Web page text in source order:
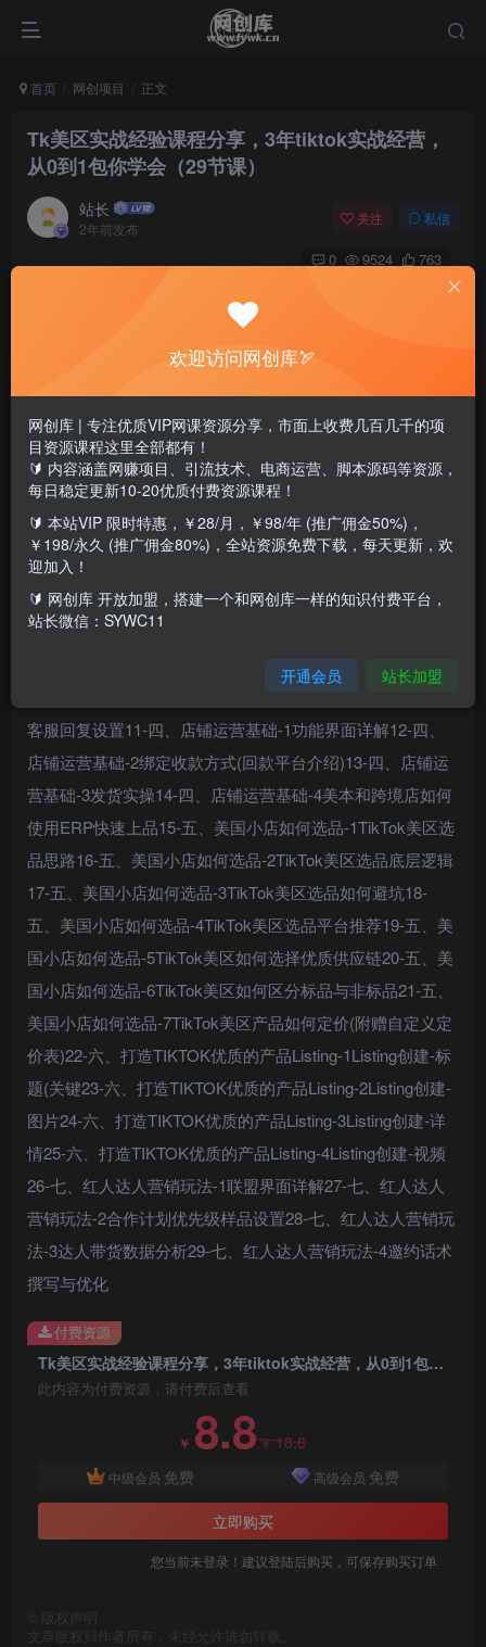
首页 网创项目 正文
Tk美区实战经验课程分享，3年tiktok实战经营，
从0到1包你学会（29节课）
站长
2年前发布
关注 私信
0 9524 763
课程内容：1-先导课2-一、店铺运营认知与思路3-二、店铺
风控注意事项4-三、美区Tiktok前期工作-1店铺入驻模式5-
三、美区Tiktok前期工作-2指纹浏览器介绍6-三、美区Tiktok
前期工作-4绑定电话号码7-三、美区Tiktok前期工作-5添加仓
库地址8-三、美区Tiktok前期工作-6运费模板设置9-三、美区
客服回复设置11-四、店铺运营基础-1功能界面详解12-四、
店铺运营基础-2绑定收款方式(回款平台介绍)13-四、店铺运
营基础-3发货实操14-四、店铺运营基础-4美本和跨境店如何
使用ERP快速上品15-五、美国小店如何选品-1TikTok美区选
品思路16-五、美国小店如何选品-2TikTok美区选品底层逻辑
17-五、美国小店如何选品-3TikTok美区选品如何避坑18-
五、美国小店如何选品-4TikTok美区选品平台推荐19-五、美
国小店如何选品-5TikTok美区如何选择优质供应链20-五、美
国小店如何选品-6TikTok美区如何区分标品与非标品21-五、
美国小店如何选品-7TikTok美区产品如何定价(附赠自定义定
价表)22-六、打造TIKTOK优质的产品Listing-1Listing创建-标
题(关键23-六、打造TIKTOK优质的产品Listing-2Listing创建-
图片24-六、打造TIKTOK优质的产品Listing-3Listing创建-详
情25-六、打造TIKTOK优质的产品Listing-4Listing创建-视频
26-七、红人达人营销玩法-1联盟界面详解27-七、红人达人
营销玩法-2合作计划优先级样品设置28-七、红人达人营销玩
法-3达人带货数据分析29-七、红人达人营销玩法-4邀约话术
撰写与优化
Tk美区实战经验课程分享，3年tiktok实战经营，从0到1包你学会（29节课）
此内容为付费资源，请付费后查看
￥ 8.8￥18.8
中级会员 免费 高级会员 免费
立即购买
您当前未登录！建议登陆后购买，可保存购买订单
付费资源
版权声明
文章版权归作者所有，未经允许请勿转载。
欢迎访问网创库🏹
网创库 | 专注优质VIP网课资源分享，市面上收费几百几千的项
目资源课程这里全部都有！
🔰 内容涵盖网赚项目、引流技术、电商运营、脚本源码等资源，
每日稳定更新10-20优质付费资源课程！
🔰 本站VIP 限时特惠，￥28/月，￥98/年 (推广佣金50%)，
￥198/永久 (推广佣金80%)，全站资源免费下载，每天更新，欢
迎加入！
🔰 网创库 开放加盟，搭建一个和网创库一样的知识付费平台，
站长微信：SYWC11
开通会员 站长加盟